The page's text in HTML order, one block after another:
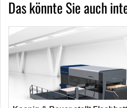
Das könnte Sie auch